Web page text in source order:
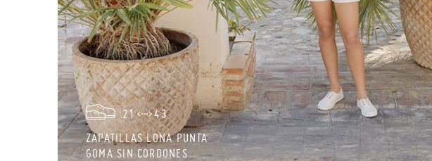
21
43
ZAPATILLAS LONA PUNTA
GOMA SIN CORDONES